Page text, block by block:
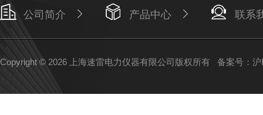
公司简介 产品中心 联系
Copyright © 2026 上海速雷电力仪器有限公司版权所有 备案号：